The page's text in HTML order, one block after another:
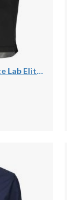
Kurtka odblaskowa Elite Lab Elite X1